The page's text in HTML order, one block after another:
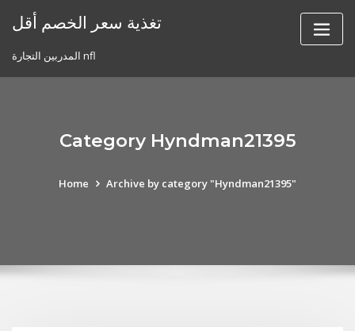
تغذية سعر الخصم أقل
المدربين التجارة nfl
Category Hyndman21395
Home Archive by category "Hyndman21395"